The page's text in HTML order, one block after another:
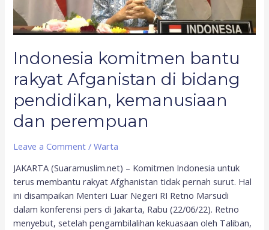
Indonesia komitmen bantu
rakyat Afganistan di bidang
pendidikan, kemanusiaan
dan perempuan
Leave a Comment /Warta
JAKARTA (Suaramuslim.net) – Komitmen Indonesia untuk
terus membantu rakyat Afghanistan tidak pernah surut. Hal
ini disampaikan Menteri Luar Negeri RI Retno Marsudi
dalam konferensi pers di Jakarta, Rabu (22/06/22). Retno
menyebut, setelah pengambilalihan kekuasaan oleh Taliban,
kemanusiaan
dan